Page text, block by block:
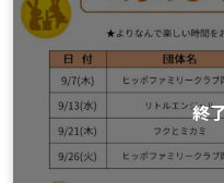
終